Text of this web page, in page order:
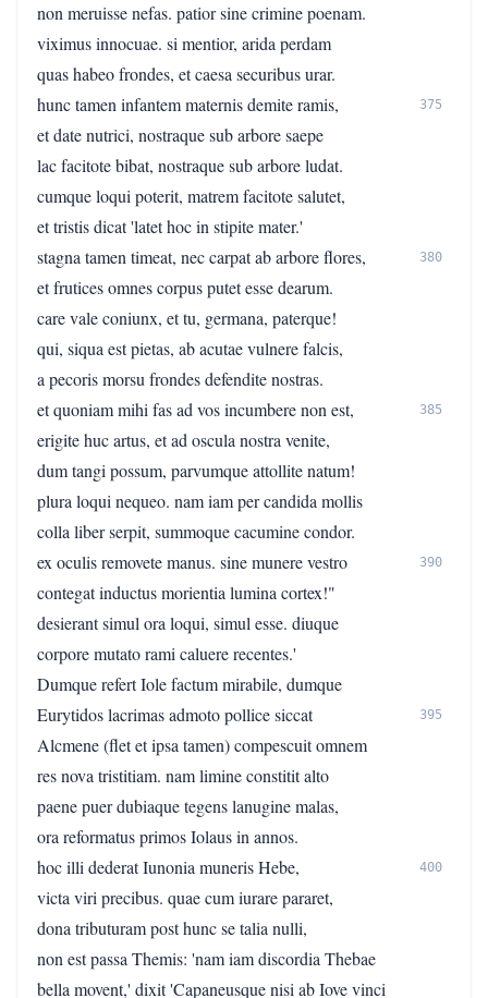
non meruisse nefas. patior sine crimine poenam.
viximus innocuae. si mentior, arida perdam
quas habeo frondes, et caesa securibus urar.
hunc tamen infantem maternis demite ramis,
375
et date nutrici, nostraque sub arbore saepe
lac facitote bibat, nostraque sub arbore ludat.
cumque loqui poterit, matrem facitote salutet,
et tristis dicat 'latet hoc in stipite mater.'
stagna tamen timeat, nec carpat ab arbore flores,
380
et frutices omnes corpus putet esse dearum.
care vale coniunx, et tu, germana, paterque!
qui, siqua est pietas, ab acutae vulnere falcis,
a pecoris morsu frondes defendite nostras.
et quoniam mihi fas ad vos incumbere non est,
385
erigite huc artus, et ad oscula nostra venite,
dum tangi possum, parvumque attollite natum!
plura loqui nequeo. nam iam per candida mollis
colla liber serpit, summoque cacumine condor.
ex oculis removete manus. sine munere vestro
390
contegat inductus morientia lumina cortex!"
desierant simul ora loqui, simul esse. diuque
corpore mutato rami caluere recentes.'
Dumque refert Iole factum mirabile, dumque
Eurytidos lacrimas admoto pollice siccat
395
Alcmene (flet et ipsa tamen) compescuit omnem
res nova tristitiam. nam limine constitit alto
paene puer dubiaque tegens lanugine malas,
ora reformatus primos Iolaus in annos.
hoc illi dederat Iunonia muneris Hebe,
400
victa viri precibus. quae cum iurare pararet,
dona tributuram post hunc se talia nulli,
non est passa Themis: 'nam iam discordia Thebae
bella movent,' dixit 'Capaneusque nisi ab Iove vinci